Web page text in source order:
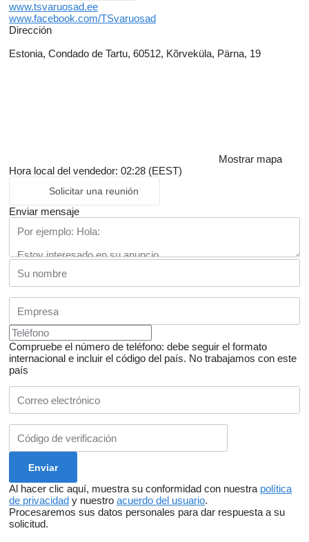
www.tsvaruosad.ee
www.facebook.com/TSvaruosad
Dirección
Estonia, Condado de Tartu, 60512, Kõrveküla, Pärna, 19
Mostrar mapa
Hora local del vendedor: 02:28 (EEST)
Solicitar una reunión
Enviar mensaje
Compruebe el número de teléfono: debe seguir el formato
internacional e incluir el código del país. No trabajamos con este
país
Al hacer clic aquí, muestra su conformidad con nuestra política
de privacidad y nuestro acuerdo del usuario.
Procesaremos sus datos personales para dar respuesta a su
solicitud.